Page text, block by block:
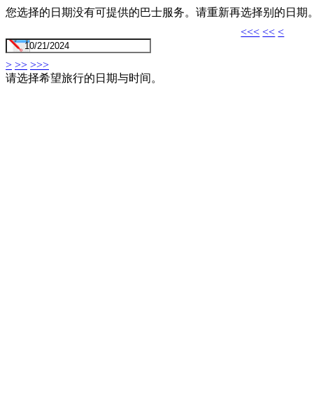
您选择的日期没有可提供的巴士服务。请重新再选择别的日期。
<<< << <
> >> >>>
请选择希望旅行的日期与时间。